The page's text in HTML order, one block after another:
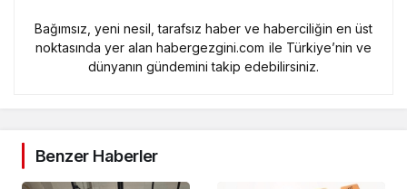
Bağımsız, yeni nesil, tarafsız haber ve haberciliğin en üst
noktasında yer alan habergezgini.com ile Türkiye’nin ve
dünyanın gündemini takip edebilirsiniz.
Benzer Haberler